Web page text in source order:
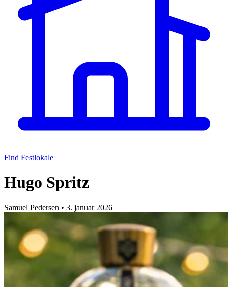
Find Festlokale
Hugo Spritz
Samuel Pedersen • 3. januar 2026